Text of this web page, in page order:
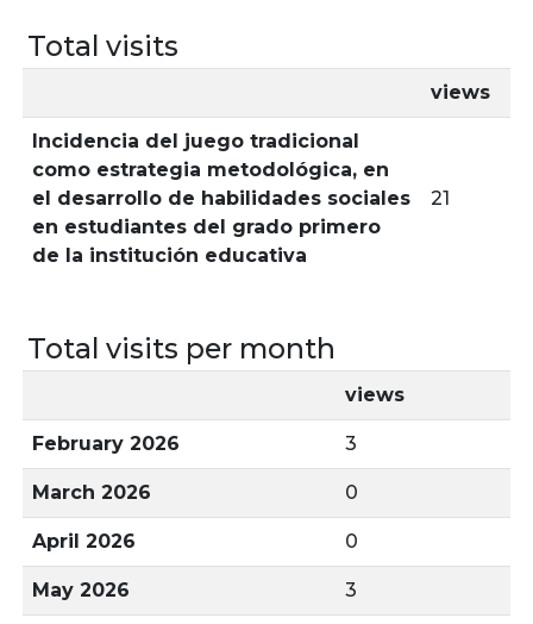
Total visits
views
Incidencia del juego tradicional
como estrategia metodológica, en
el desarrollo de habilidades sociales
en estudiantes del grado primero
de la institución educativa
21
Total visits per month
views
February 2026 3
March 2026 0
April 2026 0
May 2026 3